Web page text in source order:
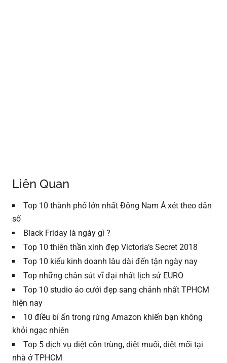
Liên Quan
Top 10 thành phố lớn nhất Đông Nam Á xét theo dân
số
Black Friday là ngày gì ?
Top 10 thiên thần xinh đẹp Victoria’s Secret 2018
Top 10 kiểu kinh doanh lâu dài đến tận ngày nay
Top những chân sút vĩ đại nhất lịch sử EURO
Top 10 studio áo cưới đẹp sang chảnh nhất TPHCM
hiện nay
10 điều bí ẩn trong rừng Amazon khiến bạn không
khỏi ngạc nhiên
Top 5 dịch vụ diệt côn trùng, diệt muối, diệt mối tại
nhà ở TPHCM